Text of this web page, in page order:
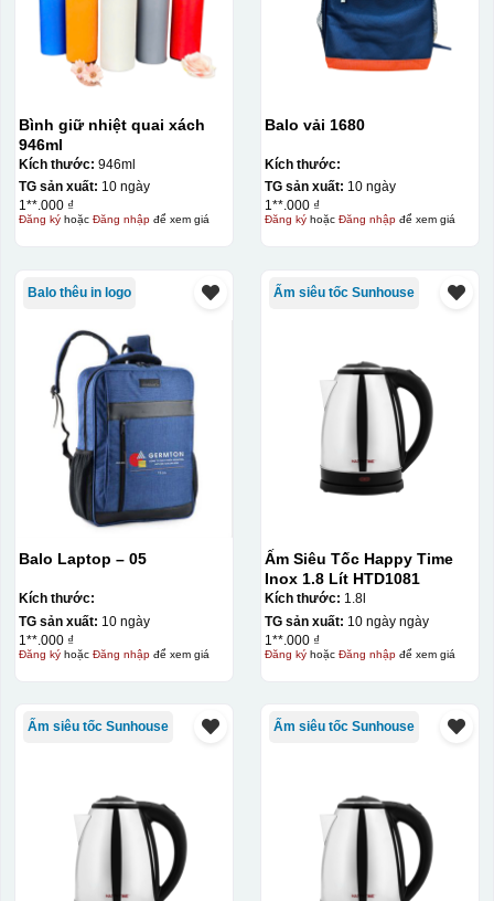
Hộp xi ly sứ
Bình giữ nhiệt quai xách
946ml
Kích thước: 946ml
TG sản xuất: 10 ngày
1**.000 ₫
Đăng kýhoặc Đăng nhậpđể xem giá
Balo vải 1680
Kích thước:
TG sản xuất: 10 ngày
1**.000 ₫
Đăng kýhoặc Đăng nhậpđể xem giá
Balo thêu in logo
Balo Laptop – 05
Kích thước:
TG sản xuất: 10 ngày
1**.000 ₫
Đăng kýhoặc Đăng nhậpđể xem giá
Ấm siêu tốc Sunhouse
Ấm Siêu Tốc Happy Time
Inox 1.8 Lít HTD1081
Kích thước: 1.8l
TG sản xuất: 10 ngày ngày
1**.000 ₫
Đăng kýhoặc Đăng nhậpđể xem giá
Ấm siêu tốc Sunhouse Ấm siêu tốc Sunhouse